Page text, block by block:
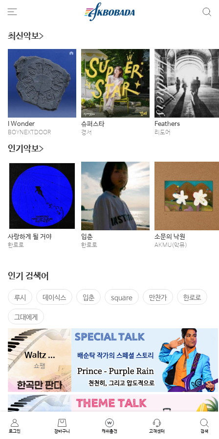
최신악보
I Wonder
BOYNEXTDOOR
슈퍼스타
경서
Feathers
리도어
인기악보
사랑하게 될 거야
한로로
입춘
한로로
소문의 낙원
AKMU(악뮤)
인기 검색어
루시 데이식스 입춘 square 만찬가 한로로
그대에게
Waltz ...
쇼팽
로그인 장바구니 캐쉬충전 고객센터 검색